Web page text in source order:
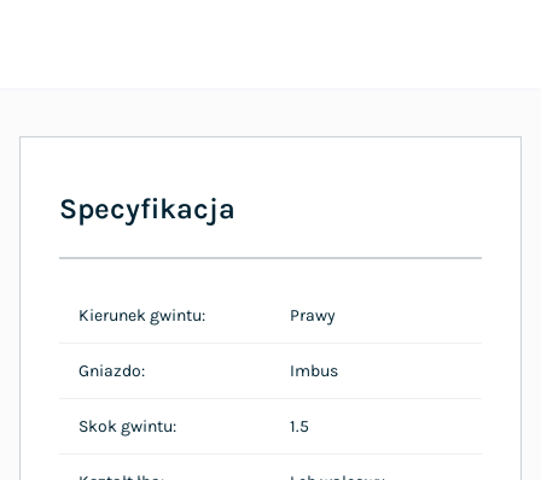
Specyfikacja
Kierunek gwintu: Prawy
Gniazdo: Imbus
Skok gwintu: 1.5